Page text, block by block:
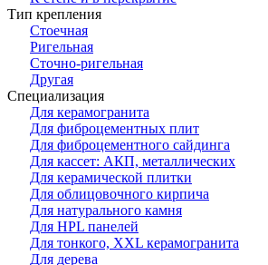
Тип крепления
Стоечная
Ригельная
Сточно-ригельная
Другая
Специализация
Для керамогранита
Для фиброцементных плит
Для фиброцементного сайдинга
Для кассет: АКП, металлических
Для керамической плитки
Для облицовочного кирпича
Для натурального камня
Для HPL панелей
Для тонкого, XXL керамогранита
Для дерева